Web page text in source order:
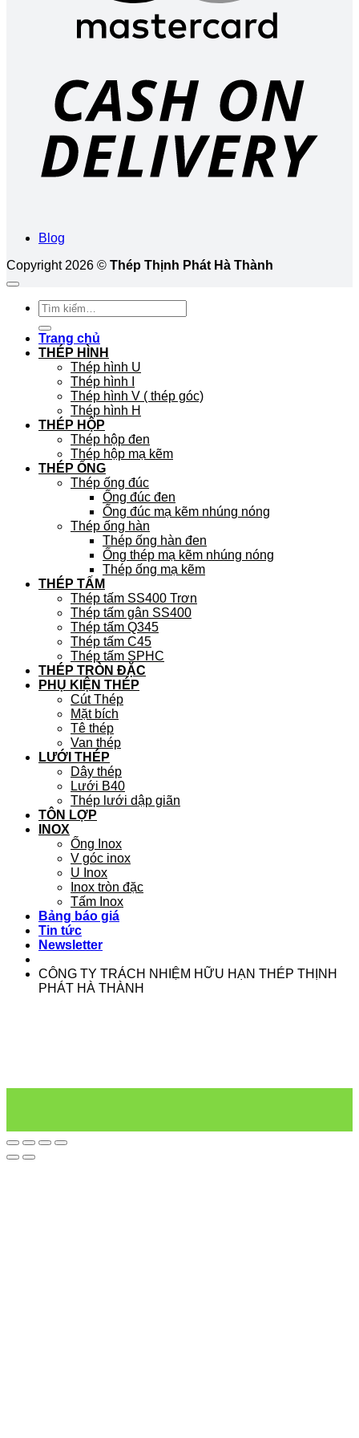
Blog
Copyright 2026 © Thép Thịnh Phát Hà Thành
Tìm
kiếm:
Trang chủ
THÉP HÌNH
Thép hình U
Thép hình I
Thép hình V ( thép góc)
Thép hình H
THÉP HỘP
Thép hộp đen
Thép hộp mạ kẽm
THÉP ỐNG
Thép ống đúc
Ống đúc đen
Ống đúc mạ kẽm nhúng nóng
Thép ống hàn
Thép ống hàn đen
Ống thép mạ kẽm nhúng nóng
Thép ống mạ kẽm
THÉP TẤM
Thép tấm SS400 Trơn
Thép tấm gân SS400
Thép tấm Q345
Thép tấm C45
Thép tấm SPHC
THÉP TRÒN ĐẶC
PHỤ KIỆN THÉP
Cút Thép
Mặt bích
Tê thép
Van thép
LƯỚI THÉP
Dây thép
Lưới B40
Thép lưới dập giãn
TÔN LỢP
INOX
Ống Inox
V góc inox
U Inox
Inox tròn đặc
Tấm Inox
Bảng báo giá
Tin tức
Newsletter
CÔNG TY TRÁCH NHIỆM HỮU HẠN THÉP THỊNH
PHÁT HÀ THÀNH